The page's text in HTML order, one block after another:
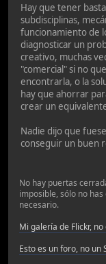
Hay que tener
subdisciplinas,
funcionamiento de
diagnosticar un
creativo, muchas
"comercial" si no
encontrarla, o la
hay que ahorrar
crear un
Nadie dijo que
conseguir un buen
No hay puertas
imposible, sólo no
necesario.
Mi galería de Flickr,
Esto es un foro, no un